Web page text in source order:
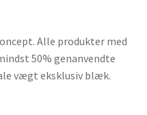
Alle produkter med
50% genanvendte
vægt eksklusiv blæk.